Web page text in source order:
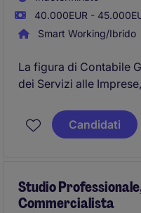
40.000EUR -
Smart Working/Ibrido
La figura di Contabile
dei Servizi alle
conformità alle
di attività chiave in
Candidati
Studio
Commercialista